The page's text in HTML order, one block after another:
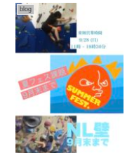
blog